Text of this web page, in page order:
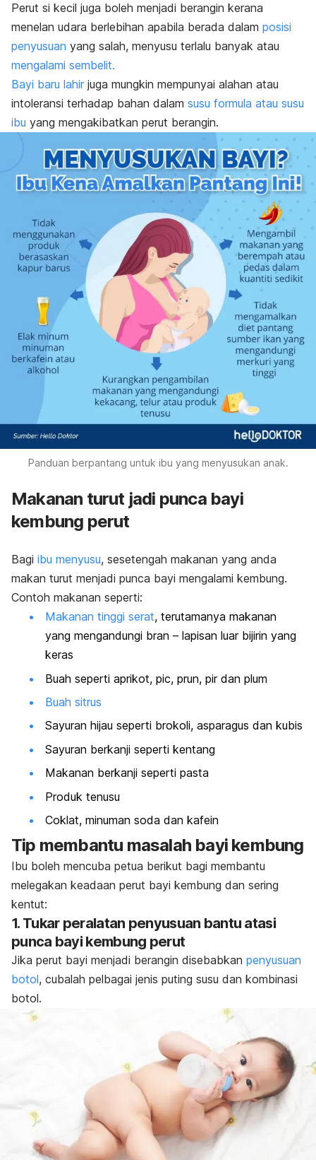
Perut si kecil juga boleh menjadi berangin kerana
menelan udara berlebihan apabila berada dalam posisi
penyusuan yang salah, menyusu terlalu banyak atau
mengalami sembelit.
Bayi baru lahir juga mungkin mempunyai alahan atau
intoleransi terhadap bahan dalam susu formula atau susu
ibu yang mengakibatkan perut berangin.
Panduan berpantang untuk ibu yang menyusukan anak.
Makanan turut jadi punca bayi
kembung perut
Bagi ibu menyusu, sesetengah makanan yang anda
makan turut menjadi punca bayi mengalami kembung.
Contoh makanan seperti:
Makanan tinggi serat, terutamanya makanan
yang mengandungi bran – lapisan luar bijirin yang
keras
Buah seperti aprikot, pic, prun, pir dan plum
Buah sitrus
Sayuran hijau seperti brokoli, asparagus dan kubis
Sayuran berkanji seperti kentang
Makanan berkanji seperti pasta
Produk tenusu
Coklat, minuman soda dan kafein
Tip membantu masalah bayi kembung
Ibu boleh mencuba petua berikut bagi membantu
melegakan keadaan perut bayi kembung dan sering
kentut:
1. Tukar peralatan penyusuan bantu atasi
punca bayi kembung perut
Jika perut bayi menjadi berangin disebabkan penyusuan
botol, cubalah pelbagai jenis puting susu dan kombinasi
botol.